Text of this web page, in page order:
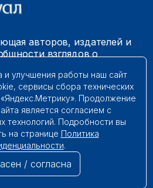
авторов, издателей и
взглядов о
Наши книги можно
площадках
защищены.
и улучшения работы наш сайт
сервисы сбора технических
Продолжение
является согласием с
технологий. Подробности вы
на странице Политика
.
/ согласна